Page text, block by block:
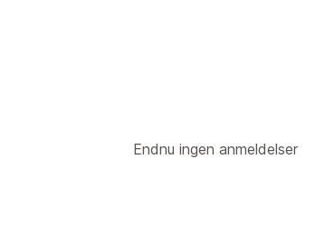
Endnu ingen anmeldelser